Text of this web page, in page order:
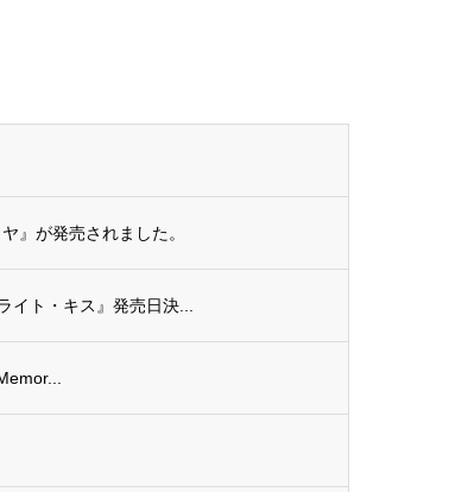
』が発売されました。
ト・キス』発売日決...